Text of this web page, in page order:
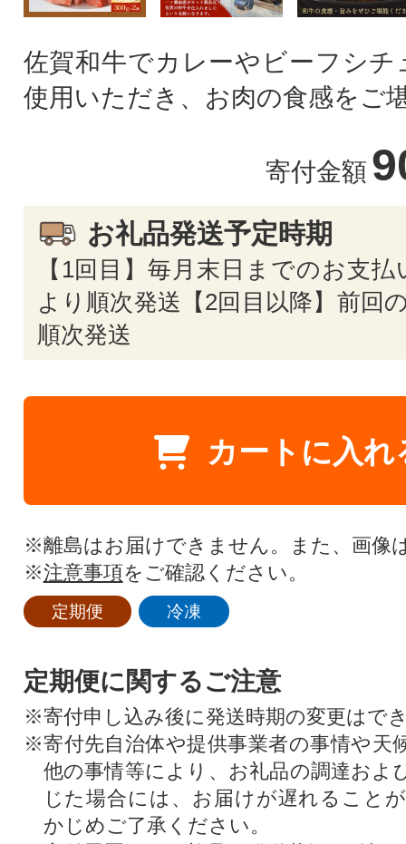
佐賀和牛でカレーやビーフシチ
使用いただき、お肉の食感をご
寄付金額
お礼品発送予定時期
【1回目】毎月末日までのお支
より順次発送【2回目以降】前回
順次発送
カートに入れ
※離島はお届けできません。また、画像
※注意事項をご確認ください。
定期便 冷凍
定期便に関するご注意
※寄付申し込み後に発送時期の変更はで
※寄付先自治体や提供事業者の事情や天
他の事情等により、お礼品の調達およ
じた場合には、お届けが遅れること
かじめご了承ください。